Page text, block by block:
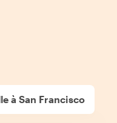
à San Francisco